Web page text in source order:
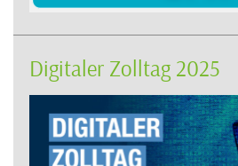
Digitaler Zolltag 2025